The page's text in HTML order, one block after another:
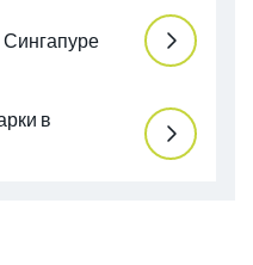
Сингапуре
в